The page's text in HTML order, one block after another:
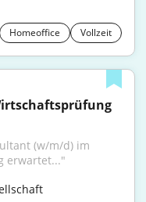
Homeoffice Vollzeit
(w/m/d) im
erwartet..."